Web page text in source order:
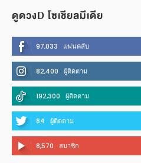
ดูดวงD โซเชียลมีเดีย
97,033 แฟนคลับ
82,400 ผู้ติดตาม
192,300 ผู้ติดตาม
84 ผู้ติดตาม
8,570 สมาชิก